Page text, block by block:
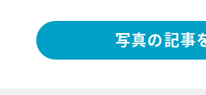
写真の記事